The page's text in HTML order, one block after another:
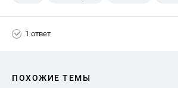
1 ответ
ПОХОЖИЕ ТЕМЫ